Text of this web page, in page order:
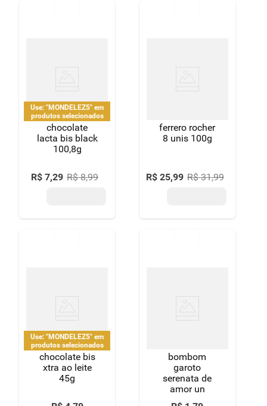
Use: "MONDELEZ5" em
produtos selecionados
chocolate
lacta bis black
100,8g
R$ 7,29 R$ 8,99
ferrero rocher
8 unis 100g
R$ 25,99 R$ 31,99
Use: "MONDELEZ5" em
produtos selecionados
chocolate bis
xtra ao leite
45g
bombom
garoto
serenata de
amor un